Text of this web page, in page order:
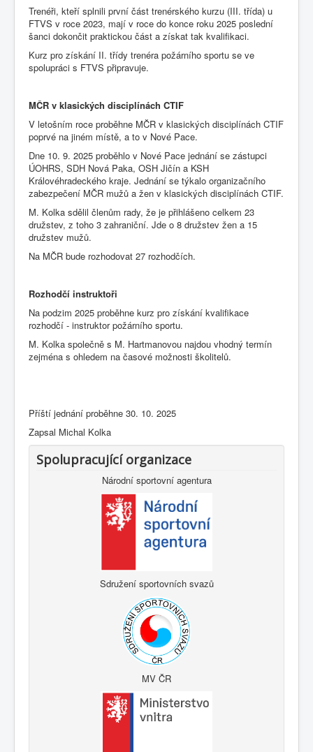
Trenéři, kteří splnili první část trenérského kurzu (III. třída) u
FTVS v roce 2023, mají v roce do konce roku 2025 poslední
šanci dokončit praktickou část a získat tak kvalifikaci.
Kurz pro získání II. třídy trenéra požárního sportu se ve
spolupráci s FTVS připravuje.
MČR v klasických disciplínách CTIF
V letošním roce proběhne MČR v klasických disciplínách CTIF
poprvé na jiném místě, a to v Nové Pace.
Dne 10. 9. 2025 proběhlo v Nové Pace jednání se zástupci
ÚOHRS, SDH Nová Paka, OSH Jičín a KSH
Královéhradeckého kraje. Jednání se týkalo organizačního
zabezpečení MČR mužů a žen v klasických disciplínách CTIF.
M. Kolka sdělil členům rady, že je přihlášeno celkem 23
družstev, z toho 3 zahraniční. Jde o 8 družstev žen a 15
družstev mužů.
Na MČR bude rozhodovat 27 rozhodčích.
Rozhodčí instruktoři
Na podzim 2025 proběhne kurz pro získání kvalifikace
rozhodčí - instruktor požárního sportu.
M. Kolka společně s M. Hartmanovou najdou vhodný termín
zejména s ohledem na časové možnosti školitelů.
Příští jednání proběhne 30. 10. 2025
Zapsal Michal Kolka
Spolupracující organizace
Národní sportovní agentura
Sdružení sportovních svazů
MV ČR